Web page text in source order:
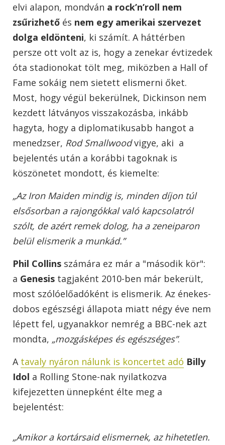
elvi alapon, mondván a rock’n’roll nem
zsűrizhető és nem egy amerikai szervezet
dolga eldönteni, ki számít. A háttérben
persze ott volt az is, hogy a zenekar évtizedek
óta stadionokat tölt meg, miközben a Hall of
Fame sokáig nem sietett elismerni őket.
Most, hogy végül bekerülnek, Dickinson nem
kezdett látványos visszakozásba, inkább
hagyta, hogy a diplomatikusabb hangot a
menedzser, Rod Smallwoodvigye, aki a
bejelentés után a korábbi tagoknak is
köszönetet mondott, és kiemelte:
„Az Iron Maiden mindig is, minden díjon túl
elsősorban a rajongókkal való kapcsolatról
szólt, de azért remek dolog, ha a zeneiparon
belül elismerik a munkád.”
Phil Collins számára ez már a "második kör":
a Genesis tagjaként 2010-ben már bekerült,
most szólóelőadóként is elismerik. Az énekes-
dobos egészségi állapota miatt négy éve nem
lépett fel, ugyanakkor nemrég a BBC-nek azt
mondta, „mozgásképes és egészséges”.
A tavaly nyáron nálunk is koncertet adó Billy
Idol a Rolling Stone-nak nyilatkozva
kifejezetten ünnepként élte meg a
bejelentést:
„Amikor a kortársaid elismernek, az hihetetlen.